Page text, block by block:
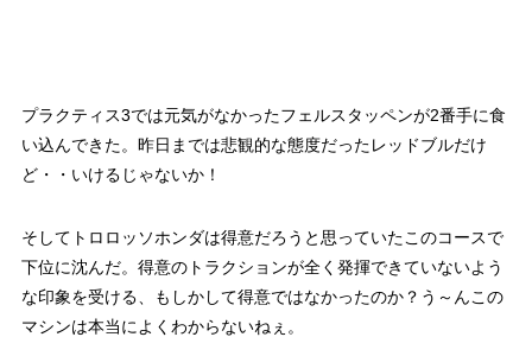
プラクティス3では元気がなかったフェルスタッペンが2番手に食
い込んできた。昨日までは悲観的な態度だったレッドブルだけ
ど・・いけるじゃないか！
そしてトロロッソホンダは得意だろうと思っていたこのコースで
下位に沈んだ。得意のトラクションが全く発揮できていないよう
な印象を受ける、もしかして得意ではなかったのか？う～んこの
マシンは本当によくわからないねぇ。